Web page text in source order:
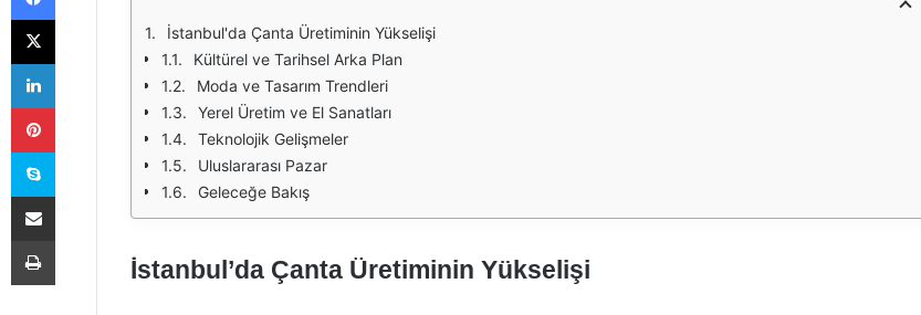
İstanbul'da Çanta Üretiminin Yükselişi
Kültürel ve Tarihsel Arka Plan
Moda ve Tasarım Trendleri
Yerel Üretim ve El Sanatları
Teknolojik Gelişmeler
Uluslararası Pazar
Geleceğe Bakış
İstanbul’da Çanta Üretiminin Yükselişi
X
LinkedIn
Pinterest
Skype
E-Posta ile paylaş